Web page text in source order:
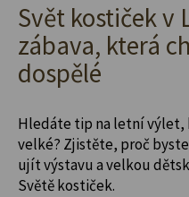
Svět kostiček v
zábava, která
dospělé
Hledáte tip na letní výlet,
velké? Zjistěte, proč
ujít výstavu a velkou
Světě kostiček.